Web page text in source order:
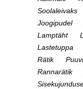
Soolaleivaks
Joogipudel
Lamptäht
Lastetuppa
Rätik
Rannarätik